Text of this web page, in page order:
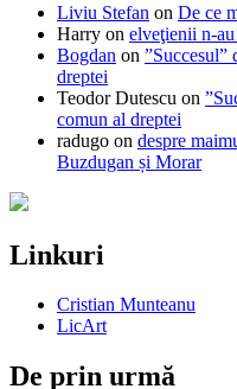
Liviu Stefan on De ce
Harry on elveţienii n-
Bogdan on ”Succesul”
dreptei
Teodor Dutescu on
comun al dreptei
radugo on despre
Buzdugan și Morar
Linkuri
Cristian Munteanu
LicArt
De prin urmă